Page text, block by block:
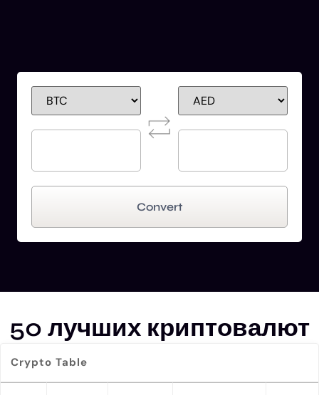
Convert
50 лучших криптовалют
Crypto Table